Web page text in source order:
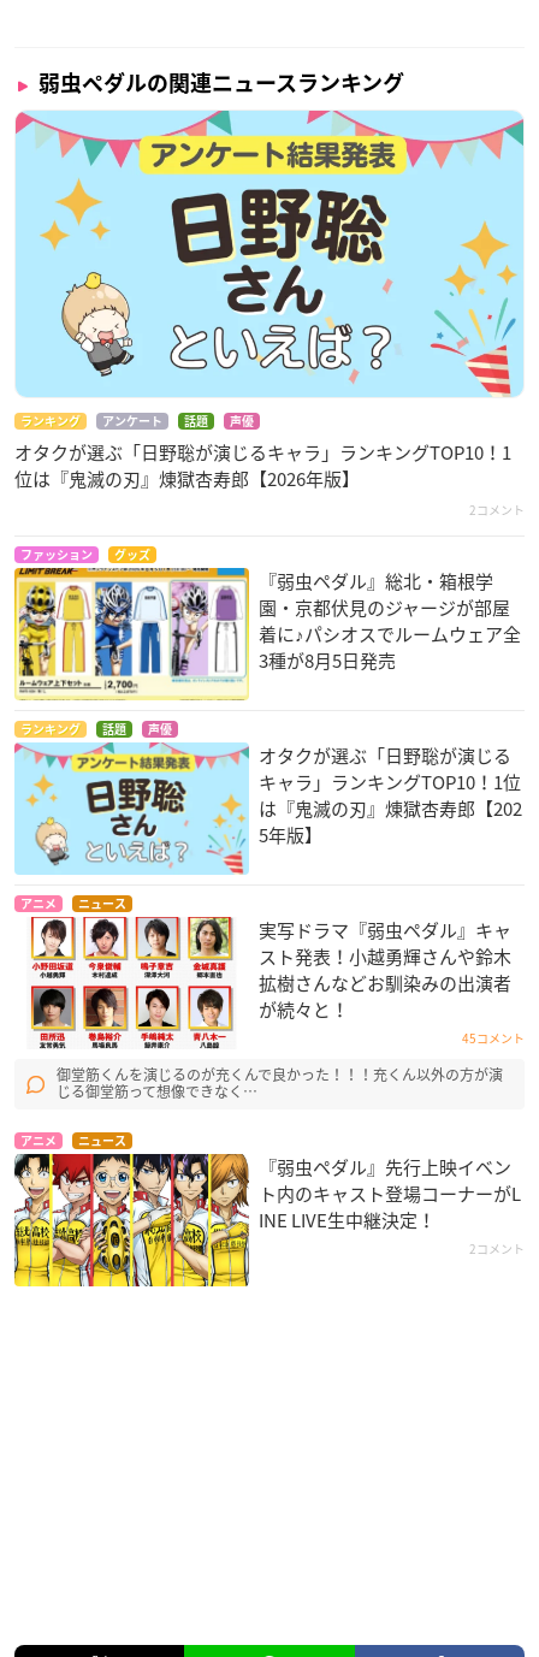
弱虫ペダルの関連ニュースランキング
ランキング アンケート 話題 声優
オタクが選ぶ「日野聡が演じるキャラ」ランキングTOP10！1
位は『鬼滅の刃』煉󠄁獄杏寿郎【2026年版】
2コメント
ファッション グッズ
『弱虫ペダル』総北・箱根学
園・京都伏見のジャージが部屋
着に♪パシオスでルームウェア全
3種が8月5日発売
ランキング 話題 声優
オタクが選ぶ「日野聡が演じる
キャラ」ランキングTOP10！1位
は『鬼滅の刃』煉󠄁獄杏寿郎【202
5年版】
アニメ ニュース
実写ドラマ『弱虫ペダル』キャ
スト発表！小越勇輝さんや鈴木
拡樹さんなどお馴染みの出演者
が続々と！
45コメント
御堂筋くんを演じるのが充くんで良かった！！！充くん以外の方が演
じる御堂筋って想像できなく…
アニメ ニュース
『弱虫ペダル』先行上映イベン
ト内のキャスト登場コーナーがL
INE LIVE生中継決定！
2コメント